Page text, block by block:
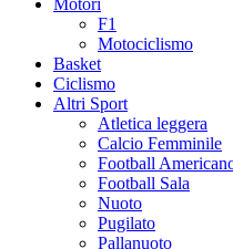
Motori
F1
Motociclismo
Basket
Ciclismo
Altri Sport
Atletica leggera
Calcio Femminile
Football
Football Sala
Nuoto
Pugilato
Pallanuoto